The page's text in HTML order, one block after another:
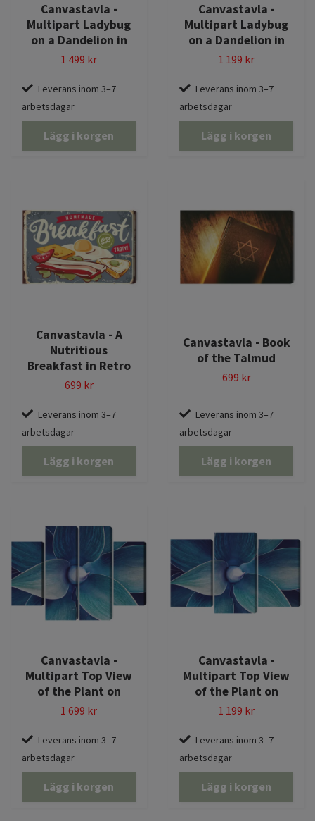
Canvastavla -
Multipart Ladybug
on a Dandelion in
1 499 kr
Leverans inom 3–7
arbetsdagar
Lägg i korgen
Canvastavla -
Multipart Ladybug
on a Dandelion in
1 199 kr
Leverans inom 3–7
arbetsdagar
Lägg i korgen
Canvastavla - A
Nutritious
Breakfast in Retro
699 kr
Leverans inom 3–7
arbetsdagar
Lägg i korgen
Canvastavla - Book
of the Talmud
699 kr
Leverans inom 3–7
arbetsdagar
Lägg i korgen
Canvastavla -
Multipart Top View
of the Plant on
1 699 kr
Leverans inom 3–7
arbetsdagar
Lägg i korgen
Canvastavla -
Multipart Top View
of the Plant on
1 199 kr
Leverans inom 3–7
arbetsdagar
Lägg i korgen